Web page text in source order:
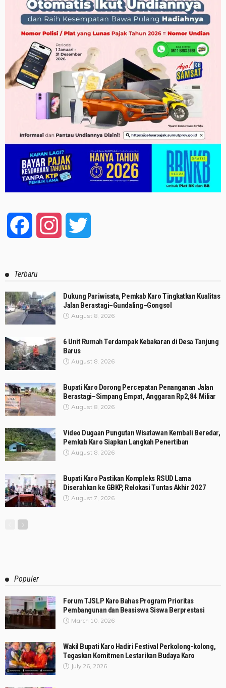
Facebook Instagram
Terbaru
Dukung Pariwisata, Pemkab Karo Tingkatkan Kualitas
Jalan Berastagi–Gundaling–Gongsol
August 8, 2026
6 Unit Rumah Terdampak Kebakaran di Desa Tanjung
Barus
August 8, 2026
Bupati Karo Dorong Percepatan Penanganan Jalan
Berastagi–Simpang Empat, Anggaran Rp2,84 Miliar
August 8, 2026
Video Dugaan Pungutan Wisatawan Kembali Beredar,
Pemkab Karo Siapkan Langkah Penertiban
August 8, 2026
Bupati Karo Pastikan Kompleks RSUD Lama
Diserahkan ke GBKP, Relokasi Tuntas Akhir 2027
August 7, 2026
Populer
Forum TJSLP Karo Bahas Program Prioritas
Pembangunan dan Beasiswa Siswa Berprestasi
March 10, 2026
Wakil Bupati Karo Hadiri Festival Perkolong-kolong,
Tegaskan Komitmen Lestarikan Budaya Karo
July 26, 2026